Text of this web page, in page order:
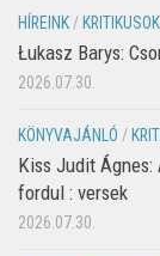
HÍREINK /
Łukasz Barys:
2026.07.30.
KÖNYVAJÁNLÓ /
Kiss Judit
fordul : versek
2026.07.30.